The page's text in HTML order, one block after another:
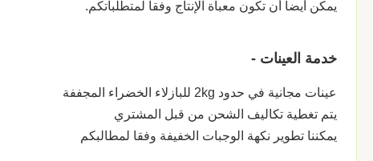
يمكن أيضا أن تكون معبأة الإنتاج وفقا لمتطلباتكم.
خدمة العينات -
عينات مجانية في حدود 2kg للبازلاء الخضراء المجففة
يتم تغطية تكاليف الشحن من قبل المشتري
يمكننا تطوير نكهة الوجبات الخفيفة وفقا لمطالبكم